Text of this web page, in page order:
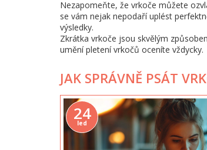
Nezapomeňte, že vrkoče můžete
se vám nejak nepodaří uplést
výsledky.
Zkrátka vrkoče jsou skvělým
umění pletení vrkočů oceníte vždycky.
JAK SPRÁVNĚ PSÁT
24
led